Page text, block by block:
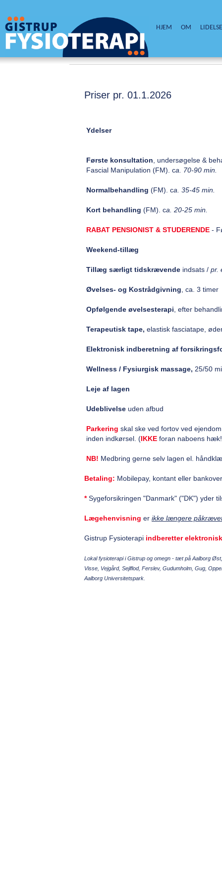
HJEM OM
Priser pr. 01.1.2026
Ydelser
Første konsultation , undersøgelse &
Fascial Manipulation (FM). ca. 70-90
Normalbehandling (FM). ca. 35-45
Kort behandling (FM). ca. 20-25 min.
RABAT PENSIONIST & STUDERENDE -
Weekend-tillæg
Tillæg særligt tidskrævende indsats / pr.
Øvelses- og Kostrådgivning , ca. 3 timer
Opfølgende øvelsesterapi , efter
Terapeutisk tape, elastisk fasciatape,
Elektronisk indberetning af
Wellness / Fysiurgisk massage, 25/50
Leje af lagen
Udeblivelse uden afbud
Parkering skal ske ved fortov ved
inden indkørsel. (IKKE foran naboens
NB! Medbring gerne selv lagen el.
Betaling: Mobilepay, kontant eller
*Sygeforsikringen "Danmark" ("DK") yder
Lægehenvisning er ikke længere
Gistrup Fysioterapi indberetter elektronisk
Lokal fysioterapi i Gistrup og omegn - tæt på Aalborg
Visse, Vejgård, Sejlflod, Ferslev, Gudumholm, Gug,
Aalborg Universitetspark.